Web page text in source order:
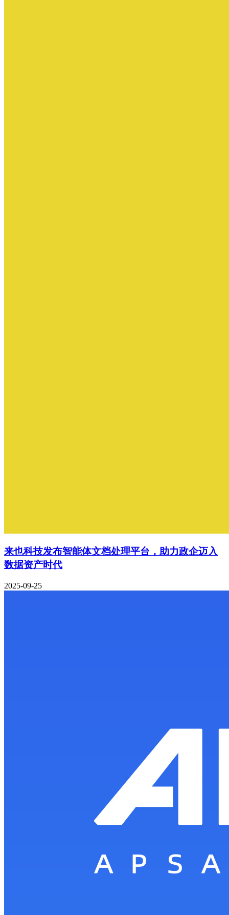
来也科技发布智能体文档处理平台，助力政企迈入
数据资产时代
2025-09-25